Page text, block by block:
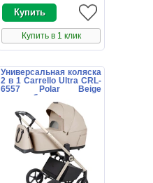
Купить в 1 клик
Универсальная коляска
2 в 1 Carrello Ultra CRL-
6557 Polar Beige
светло-бежевая